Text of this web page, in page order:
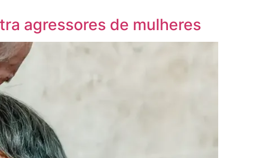
agressores de mulheres